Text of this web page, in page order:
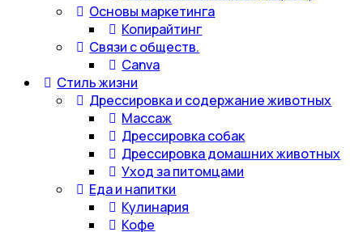
Основы маркетинга
Копирайтинг
Связи с обществ.
Canva
Стиль жизни
Дрессировка и содержание животных
Массаж
Дрессировка собак
Дрессировка домашних животных
Уход за питомцами
Еда и напитки
Кулинария
Кофе